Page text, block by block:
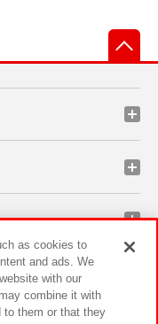
as cookies to
and ads. We
with our
combine it with
to them or that they